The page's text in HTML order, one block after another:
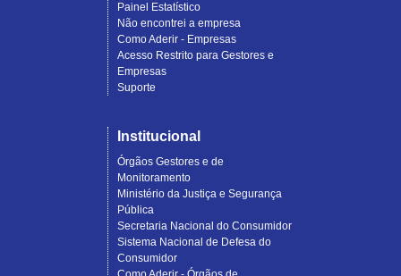
Painel Estatístico
Não encontrei a empresa
Como Aderir - Empresas
Acesso Restrito para Gestores e
Empresas
Suporte
Institucional
Órgãos Gestores e de
Monitoramento
Ministério da Justiça e Segurança
Pública
Secretaria Nacional do Consumidor
Sistema Nacional de Defesa do
Consumidor